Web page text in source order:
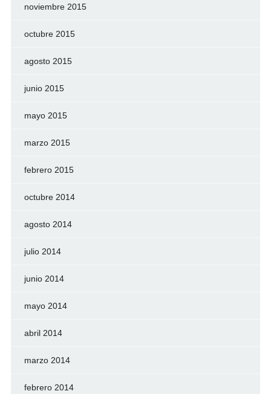
noviembre 2015
octubre 2015
agosto 2015
junio 2015
mayo 2015
marzo 2015
febrero 2015
octubre 2014
agosto 2014
julio 2014
junio 2014
mayo 2014
abril 2014
marzo 2014
febrero 2014